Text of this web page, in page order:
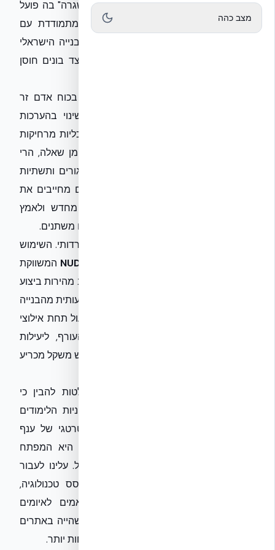
מהוות תזכורת חריפה למציאות ה"חירום כשגרה" בה פועל
המשק הישראלי. בעוד שמערכת החינוך מתמודדת עם
שאלות של לוגיסטיקה וביטחון אישי, ענף הבנייה הישראלי
ניצב בפני אתגר דומה אך מורכב יותר: כיצד בונים חוסן
התלות המבנית של ענף הבנייה בישראל בכוח אדם זר
ובשרשראות אספקה פגיעות הופכת כל שינוי בהערכות
המצב הביטחוניות לאירוע בעל השלכות כלכליות מרחיקות
לכת. אם "בית הספר של פסח" נמצא בסימן שאלה, הרי
שגם לוחות הזמנים למסירת פרויקטים למגורים ותשתיות
נמצאים בסכנה ממשית. האירועים הנוכחיים מחייבים את
היזמים והקבלנים בישראל לחשב מסלול מחדש ולאמץ
שיטות בנייה שמפחיתות את התלות בגורמים משתנים.
תיעוש הבנייה אינו עוד סיסמה, אלא כלי הישרדותי. השימוש
NUDURA ICF המשווקת
, מציג פתרון הנדסי המשלב מהירות ביצוע
יוצאת דופן עם רמת מיגון וחוסן גבוהה משמעותית מהבנייה
הקונבנציונלית. כאשר אתר בנייה נדרש לפעול תחת אילוצי
כוח אדם ודרישות החמרה של פיקוד העורף, ליעילות
האנרגטית ולחוזק המבני של תבניות יצוקות יש משקל מכריע
במבט צופה פני עתיד, על מקבלי ההחלטות להבין כי
ה"שיקולים המודיעיניים" שמהם נגזרת מדיניות הלימודים
חייבים להילקח בחשבון גם בתכנון האסטרטגי של ענף
המגורים. בנייה איכותית, מהירה וממוגנת היא המפתח
לשמירה על רציפות תפקוד הנדל"ן בישראל. עלינו לעבור
מתפיסה של "כיבוי שריפות" לתכנון מבוסס טכנולוגיה,
המאפשר הקמת מבנים עמידים שמותאמים לאיומים
המשתנים, תוך צמצום משמעותי של זמן השהייה באתרים
והסתמכות על שיטות עבודה מתועשות ובטוחות יותר.
מצב כהה